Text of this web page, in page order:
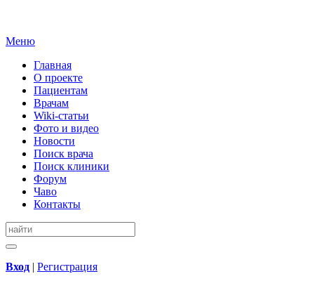
Меню
Главная
О проекте
Пациентам
Врачам
Wiki-статьи
Фото и видео
Новости
Поиск врача
Поиск клиники
Форум
Чаво
Контакты
Вход | Регистрация